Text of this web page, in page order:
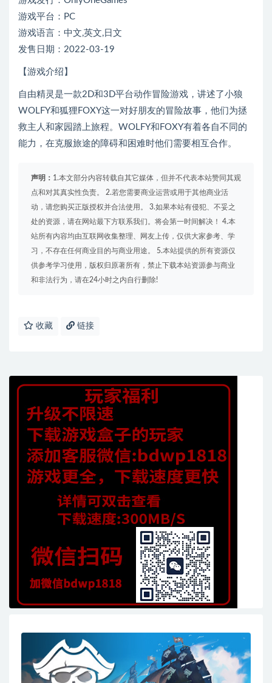
游戏平台：PC
游戏语言：中文,英文,日文
发售日期：2022-03-19
【游戏介绍】
自由精灵是一款2D和3D平台动作冒险游戏，讲述了小狼
WOLFY和狐狸FOXY这一对好朋友的冒险故事，他们为拯
救主人和家园踏上旅程。WOLFY和FOXY有着各自不同的
能力，在克服旅途的障碍和困难时他们需要相互合作。
声明： 1.本文部分内容转载自其它媒体，但并不代表本站赞同其观
点和对其真实性负责。 2.若您需要商业运营或用于其他商业活
动，请您购买正版授权并合法使用。 3.如果本站有侵犯、不妥之
处的资源，请在网站最下方联系我们。将会第一时间解决！ 4.本
站所有内容均由互联网收集整理、网友上传，仅供大家参考、学
习，不存在任何商业目的与商业用途。 5.本站提供的所有资源仅
供参考学习使用，版权归原著所有，禁止下载本站资源参与商业
和非法行为，请在24小时之内自行删除!
收藏 链接